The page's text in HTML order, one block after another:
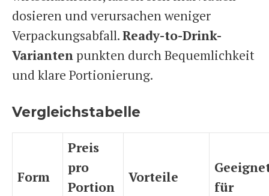
dosieren und verursachen weniger
Verpackungsabfall.Ready-to-Drink-
Variantenpunkten durch Bequemlichkeit
und klare Portionierung.
Vergleichstabelle
Form
Preis
pro
Portion
Vorteile
für